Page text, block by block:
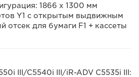
1866 x 1300 мм
Y1 с открытым выдвижным
отсек для бумаги F1 + кассеты
III/C5540i III/iR-ADV C5535i III: